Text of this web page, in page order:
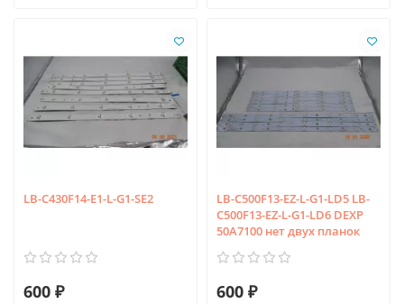
LB-C430F14-E1-L-G1-SE2
600 ₽
LB-C500F13-EZ-L-G1-LD5 LB-
C500F13-EZ-L-G1-LD6 DEXP
50A7100 нет двух планок
600 ₽